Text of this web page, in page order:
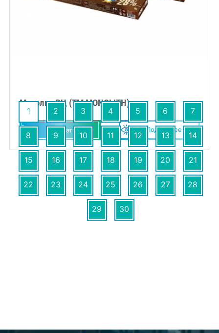
Монолит РЦ (TM MONOLITH)
Заказать Подробнее
1 2 3 4 5 6 7
8 9 10 11 12 13 14
15 16 17 18 19 20 21
22 23 24 25 26 27 28
29 30